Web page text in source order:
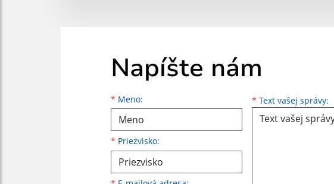
Napíšte nám
* Meno:
Meno
* Priezvisko:
Priezvisko
E-mailová adresa * Text vašej správy: